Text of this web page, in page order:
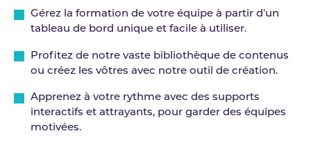
Gérez la formation de votre équipe à partir d'un
tableau de bord unique et facile à utiliser.
Profitez de notre vaste bibliothèque de contenus
ou créez les vôtres avec notre outil de création.
Apprenez à votre rythme avec des supports
interactifs et attrayants, pour garder des équipes
motivées.